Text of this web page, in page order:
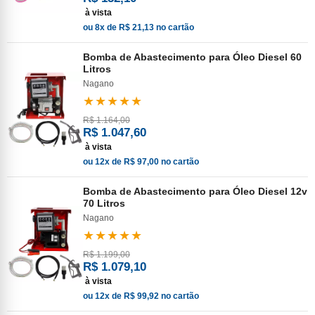
à vista
ou 8x de R$ 21,13 no cartão
Bomba de Abastecimento para Óleo Diesel 60
Litros
Nagano
★★★★★
R$ 1.164,00
R$ 1.047,60
à vista
ou 12x de R$ 97,00 no cartão
Bomba de Abastecimento para Óleo Diesel 12v
70 Litros
Nagano
★★★★★
R$ 1.199,00
R$ 1.079,10
à vista
ou 12x de R$ 99,92 no cartão